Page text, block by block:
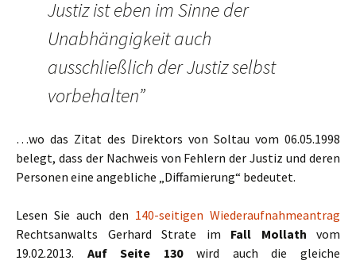
Justiz ist eben im Sinne der
Unabhängigkeit auch
ausschließlich der Justiz selbst
vorbehalten”
…wo das Zitat des Direktors von Soltau vom 06.05.1998
belegt, dass der Nachweis von Fehlern der Justiz und deren
Personen eine angebliche „Diffamierung“ bedeutet.
Lesen Sie auch den 140-seitigen Wiederaufnahmeantrag
Rechtsanwalts Gerhard Strate im Fall Mollath vom
19.02.2013. Auf Seite 130wird auch die gleiche